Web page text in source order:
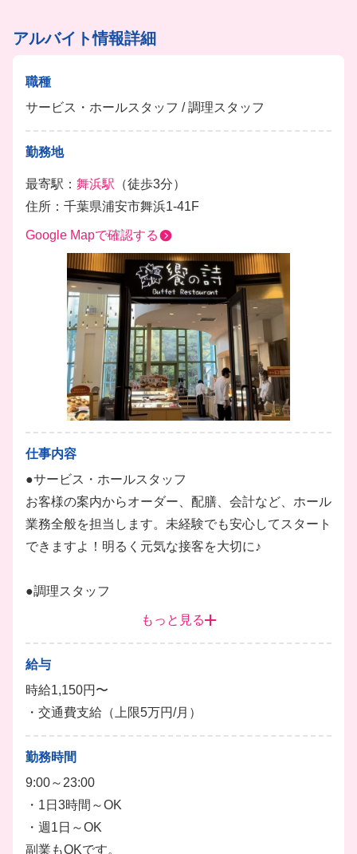
アルバイト情報詳細
職種
サービス・ホールスタッフ / 調理スタッフ
勤務地
最寄駅： 舞浜駅 （徒歩3分）
住所：千葉県浦安市舞浜1-41F
Google Mapで確認する
仕事内容
●サービス・ホールスタッフ
お客様の案内からオーダー、配膳、会計など、ホール
業務全般を担当します。未経験でも安心してスタート
できますよ！明るく元気な接客を大切に♪
●調理スタッフ
食材の仕込みからメニューの調理・盛り付け、皿洗い
を心がけ、お客様に素敵な時間を提供します。
ホール 皿洗い
もっと見る
給与
時給1,150円〜
・交通費支給（上限5万円/月）
勤務時間
9:00～23:00
・1日3時間～OK
・週1日～OK
副業もOKです。